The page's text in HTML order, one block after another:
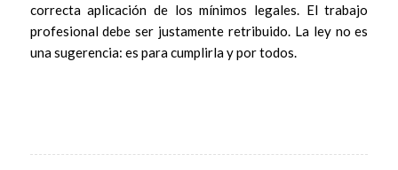
correcta aplicación de los mínimos legales. El trabajo
profesional debe ser justamente retribuido. La ley no es
una sugerencia: es para cumplirla y por todos.